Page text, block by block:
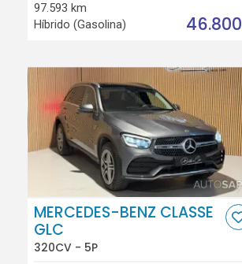
97.593 km
Híbrido (Gasolina)
46.800
MERCEDES-BENZ CLASSE
GLC
320CV - 5P